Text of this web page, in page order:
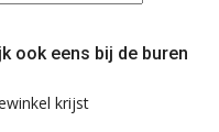
ook eens bij de buren
krijst